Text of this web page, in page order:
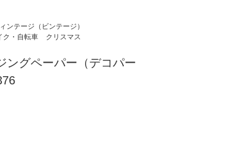
ンテージ（ビンテージ）
ク・自転車
クリスマス
ングペーパー（デコパー